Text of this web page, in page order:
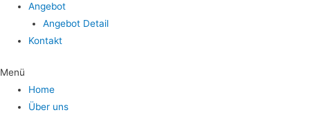
Angebot
Angebot Detail
Kontakt
Menü
Home
Über uns